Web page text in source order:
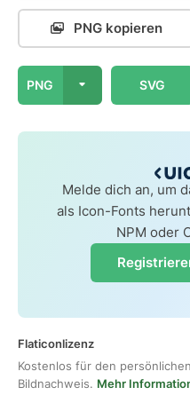
PNG kopieren
PNG SVG
Melde dich an, um
als Icon-Fonts
NPM oder
Flaticonlizenz
Kostenlos für den
Bildnachweis. Mehr